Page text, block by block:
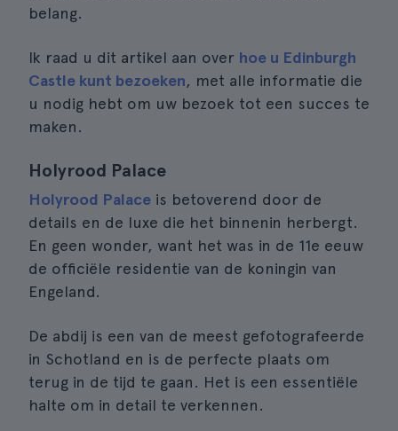
belang.
Ik raad u dit artikel aan over hoe u Edinburgh
Castle kunt bezoeken, met alle informatie die
u nodig hebt om uw bezoek tot een succes te
maken.
Holyrood Palace
Holyrood Palace is betoverend door de
details en de luxe die het binnenin herbergt.
En geen wonder, want het was in de 11e eeuw
de officiële residentie van de koningin van
Engeland.
De abdij is een van de meest gefotografeerde
in Schotland en is de perfecte plaats om
terug in de tijd te gaan. Het is een essentiële
halte om in detail te verkennen.